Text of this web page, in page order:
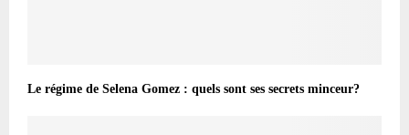
Le régime de Selena Gomez : quels sont ses secrets minceur?